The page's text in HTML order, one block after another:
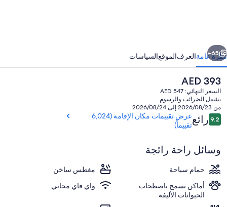
الردهة
التالي
65+
نظرة عامةالغرفالموقعالسياسات
السعر
الحالي
هو
AED
393
AED 393
السعر النهائي: AED 547
يشمل الضرائب والرسوم
من 2026/08/23 إلى 2026/08/24
التقييمات
9.29.2 من 10رائع
عرض تقييمات مكان الإقامة (6,024
تقييماً)
وسائل راحة رائجة
حمام سباحة
مغطس ساخن
أماكن تسمح باصطحاب
الحيوانات الأليفة
واي فاي مجاني